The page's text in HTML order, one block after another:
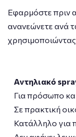
Εφαρμόστε πριν
ανανεώνετε ανά
Αντηλιακό
Για πρόσωπο
Σε πρακτική
Κατάλληλο για